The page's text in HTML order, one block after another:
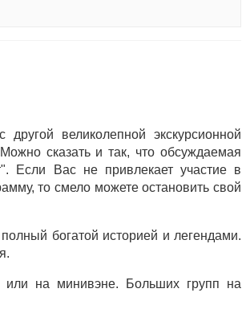
великолепной экскурсионной
сказать и так, что обсуждаемая
Если Вас не привлекает участие в
то смело можете остановить свой
богатой историей и легендами.
на минивэне. Больших групп на